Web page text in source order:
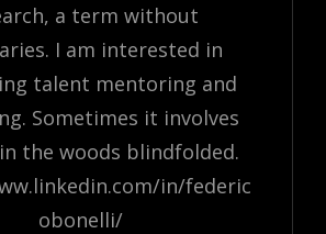
a term without
I am interested in
talent mentoring and
Sometimes it involves
the woods blindfolded.
in/federic
obonelli/